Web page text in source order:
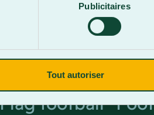
Publicitaires
Tout autoriser
une équipe dans la
peuvent être
Flag football